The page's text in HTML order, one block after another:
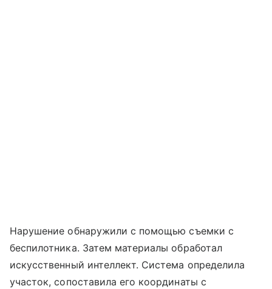
Нарушение обнаружили с помощью съемки с
беспилотника. Затем материалы обработал
искусственный интеллект. Система определила
участок, сопоставила его координаты с